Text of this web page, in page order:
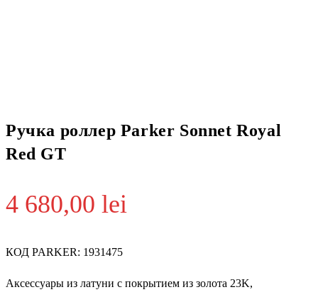
Ручка роллер Parker Sonnet Royal
Red GT
4 680,00 lei
КОД PARKER: 1931475
Аксессуары из латуни с покрытием из золота 23K,